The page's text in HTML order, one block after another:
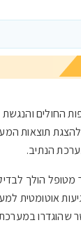
החולים
תוצאות
הנתיב.
הולך
אוטומטית
שהוגדרו